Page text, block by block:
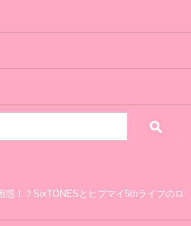
惑！？SixTONESとヒプマイ5thライブのロ